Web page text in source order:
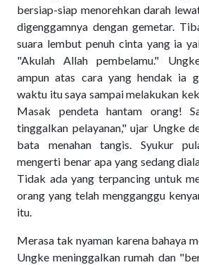
bersiap-siap menorehkan darah
digenggamnya dengan gemetar.
suara lembut penuh cinta yang ia
"Akulah Allah pembelamu."
ampun atas cara yang hendak ia
waktu itu saya sampai melakukan
Masak pendeta hantam orang!
tinggalkan pelayanan," ujar Ungke
bata menahan tangis. Syukur
mengerti benar apa yang sedang
Tidak ada yang terpancing untuk
orang yang telah mengganggu
itu.
Merasa tak nyaman karena bahaya
Ungke meninggalkan rumah dan